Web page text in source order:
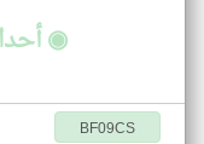
◉
BF09CS